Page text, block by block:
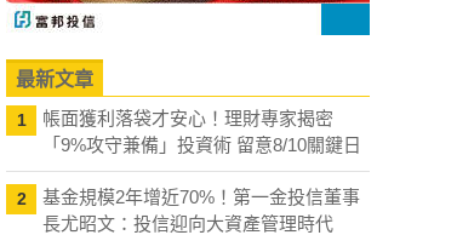
最新文章
1
帳面獲利落袋才安心！理財專家揭密
「9%攻守兼備」投資術 留意8/10關鍵日
2
基金規模2年增近70%！第一金投信董事
長尤昭文：投信迎向大資產管理時代